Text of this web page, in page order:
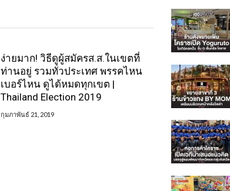
ง่ายมาก! วิธีดูผู้สมัครส.ส.ในเขตที่
ท่านอยู่ รวมทั่วประเทศ พรรคไหน
เบอร์ไหน ดูได้หมดทุกเขต |
Thailand Election 2019
กุมภาพันธ์ 21, 2019